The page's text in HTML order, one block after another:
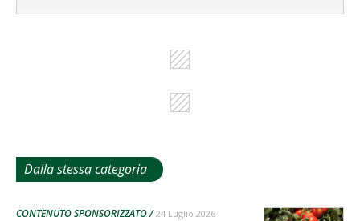
Dalla stessa categoria
CONTENUTO SPONSORIZZATO 24 Luglio 2026